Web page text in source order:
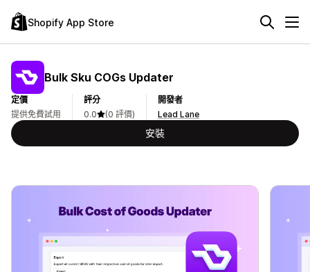
Shopify App Store
Bulk Sku COGs Updater
定價
提供免費試用
評分
0.0
(0 評價)
開發者
Lead Lane
安裝